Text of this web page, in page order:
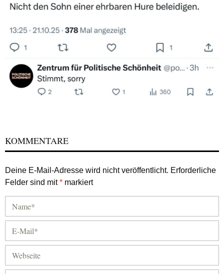
KOMMENTARE
Deine E-Mail-Adresse wird nicht veröffentlicht. Erforderliche
Felder sind mit* markiert